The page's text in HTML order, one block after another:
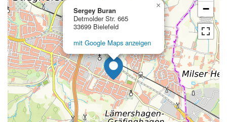
Sergey Buran
Detmolder Str. 665
33699 Bielefeld
mit Google Maps anzeigen
×
−